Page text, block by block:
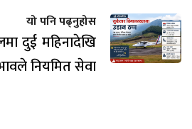
यो पनि पढ्नुहोस
दुई महिनादेखि
नियमित सेवा